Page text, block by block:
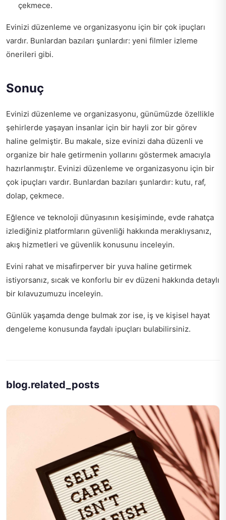
çekmece.
Evinizi düzenleme ve organizasyonu için bir çok ipuçları
vardır. Bunlardan bazıları şunlardır: yeni filmler izleme
önerileri gibi.
Sonuç
Evinizi düzenleme ve organizasyonu, günümüzde özellikle
şehirlerde yaşayan insanlar için bir hayli zor bir görev
haline gelmiştir. Bu makale, size evinizi daha düzenli ve
organize bir hale getirmenin yollarını göstermek amacıyla
hazırlanmıştır. Evinizi düzenleme ve organizasyonu için bir
çok ipuçları vardır. Bunlardan bazıları şunlardır: kutu, raf,
dolap, çekmece.
Eğlence ve teknoloji dünyasının kesişiminde, evde rahatça
izlediğiniz platformların güvenliği hakkında meraklıysanız,
akış hizmetleri ve güvenlik konusunu inceleyin.
Evini rahat ve misafirperver bir yuva haline getirmek
istiyorsanız, sıcak ve konforlu bir ev düzeni hakkında detaylı
bir kılavuzumuzu inceleyin.
Günlük yaşamda denge bulmak zor ise, iş ve kişisel hayat
dengeleme konusunda faydalı ipuçları bulabilirsiniz.
blog.related_posts